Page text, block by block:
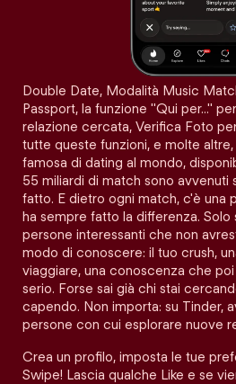
Double Date, Modalità Music
Passport, la funzione "Qui per…"
relazione cercata, Verifica Foto
tutte queste funzioni, e molte
famosa di dating al mondo,
55 miliardi di match sono avvenuti
fatto. E dietro ogni match, c'è una
ha sempre fatto la differenza.
persone interessanti che non
modo di conoscere: il tuo crush,
viaggiare, una conoscenza che
serio. Forse sai già chi stai
capendo. Non importa: su Tinder,
persone con cui esplorare nuove
Crea un profilo, imposta le tue
Swipe! Lascia qualche Like e se